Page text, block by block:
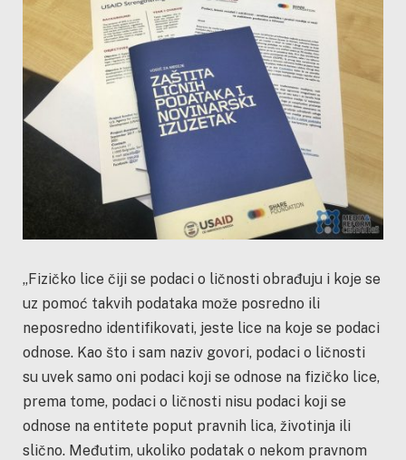
„Fizičko lice čiji se podaci o ličnosti obrađuju i koje se
uz pomoć takvih podataka može posredno ili
neposredno identifikovati, jeste lice na koje se podaci
odnose. Kao što i sam naziv govori, podaci o ličnosti
su uvek samo oni podaci koji se odnose na fizičko lice,
prema tome, podaci o ličnosti nisu podaci koji se
odnose na entitete poput pravnih lica, životinja ili
slično. Međutim, ukoliko podatak o nekom pravnom